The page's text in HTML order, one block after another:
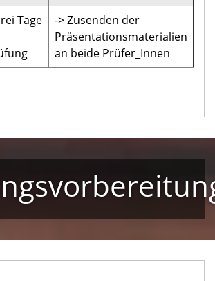
Tage
-> Zusenden der
Präsentationsmaterialien
an beide Prüfer_Innen